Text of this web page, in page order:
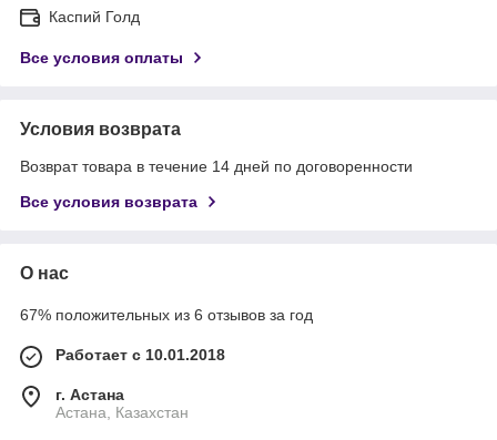
Каспий Голд
Все условия оплаты
Условия возврата
Возврат товара в течение 14 дней по договоренности
Все условия возврата
О нас
67% положительных из 6 отзывов за год
Работает с 10.01.2018
г. Астана
Астана, Казахстан